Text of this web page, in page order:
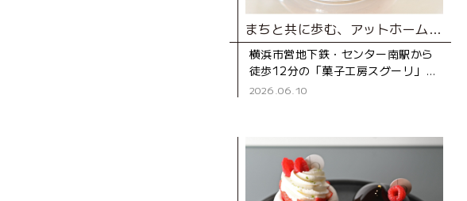
まちと共に歩む、アットホームなケーキ屋さん
横浜市営地下鉄・センター南駅から
徒歩12分の「菓子工房スグーリ」
は、パティシエの須栗（すぐり）さ
2026.06.10